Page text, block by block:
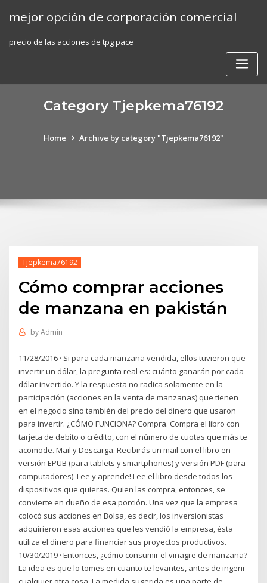
mejor opción de corporación comercial
precio de las acciones de tpg pace
Category Tjepkema76192
Home Archive by category "Tjepkema76192"
Tjepkema76192
Cómo comprar acciones
de manzana en pakistán
byAdmin
11/28/2016 · Si para cada manzana vendida, ellos tuvieron que
invertir un dólar, la pregunta real es: cuánto ganarán por cada
dólar invertido. Y la respuesta no radica solamente en la
participación (acciones en la venta de manzanas) que tienen
en el negocio sino también del precio del dinero que usaron
para invertir. ¿CÓMO FUNCIONA? Compra. Compra el libro con
tarjeta de debito o crédito, con el número de cuotas que más te
acomode. Mail y Descarga. Recibirás un mail con el libro en
versión EPUB (para tablets y smartphones) y versión PDF (para
computadores). Lee y aprende! Lee el libro desde todos los
dispositivos que quieras. Quien las compra, entonces, se
convierte en dueño de esa porción. Una vez que la empresa
colocó sus acciones en Bolsa, es decir, los inversionistas
adquirieron esas acciones que les vendió la empresa, ésta
utiliza el dinero para financiar sus proyectos productivos.
10/30/2019 · Entonces, ¿cómo consumir el vinagre de manzana?
La idea es que lo tomes en cuanto te levantes, antes de ingerir